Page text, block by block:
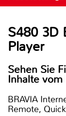
S480 3D
Player
Sehen Sie
Inhalte
BRAVIA
Remote,